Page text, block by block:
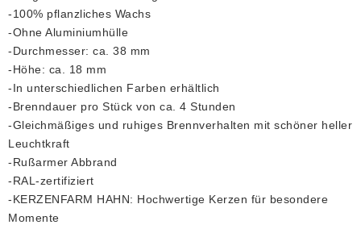
-100% pflanzliches Wachs
-Ohne Aluminiumhülle
-Durchmesser: ca. 38 mm
-Höhe: ca. 18 mm
-In unterschiedlichen Farben erhältlich
-Brenndauer pro Stück von ca. 4 Stunden
-Gleichmäßiges und ruhiges Brennverhalten mit schöner heller
Leuchtkraft
-Rußarmer Abbrand
-RAL-zertifiziert
-KERZENFARM HAHN: Hochwertige Kerzen für besondere
Momente